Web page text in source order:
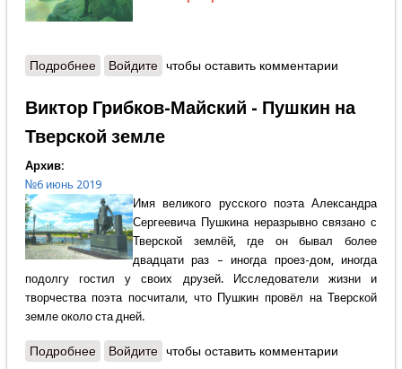
Подробнеео Александр Бобров - Пушкин и тьма
Войдите чтобы оставить комментарии
Виктор Грибков-Майский - Пушкин на
Тверской земле
Архив:
№6 июнь 2019
Имя великого русского поэта Александра
Сергеевича Пушкина неразрывно связано с
Тверской землёй, где он бывал более
двадцати раз – иногда проез-дом, иногда
подолгу гостил у своих друзей. Исследователи жизни и
творчества поэта посчитали, что Пушкин провёл на Тверской
земле около ста дней.
Подробнеео Виктор Грибков-Майский - Пушкин на Тверской
Войдите чтобы оставить комментарии